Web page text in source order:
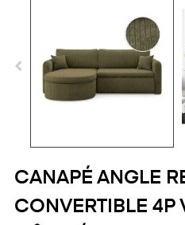
CANAPÉ ANGLE
CONVERTIBLE 4P